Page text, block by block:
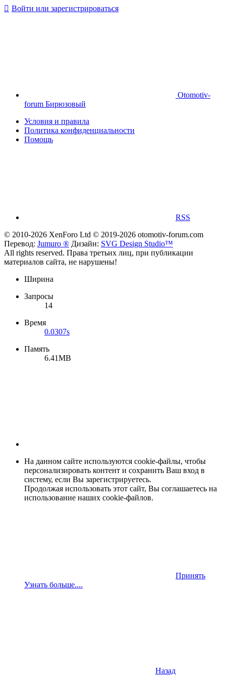
Войти или зарегистрироваться
Otomotiv-
forum Бирюзовый
Условия и правила
Политика конфиденциальности
Помощь
RSS
© 2010-2026 XenForo Ltd © 2019-2026 otomotiv-forum.com
Перевод: Jumuro ® Дизайн: SVG Design Studio™
All rights reserved. Права третьих лиц, при публикации
материалов сайта, не нарушены!
Ширина
Запросы
14
Время
0.0307s
Память
6.41MB
На данном сайте используются cookie-файлы, чтобы
персонализировать контент и сохранить Ваш вход в
систему, если Вы зарегистрируетесь.
Продолжая использовать этот сайт, Вы соглашаетесь на
использование наших cookie-файлов.
Принять
Узнать больше....
Назад